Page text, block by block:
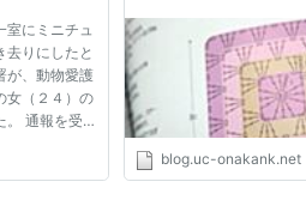
室にミニチュ
去りにしたと
が、動物愛護
女（２４）の
通報を受け
ところ、１
き残ってい
blog.uc-onakank.net